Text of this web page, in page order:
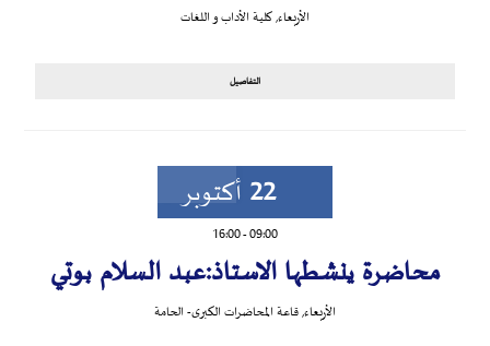
الأربعاء,كلية الأداب و اللغات
التفاصيل
22 أكتوبر
09:00
-
16:00
محاضرة ينشطها الاستاذ:عبد السلام بوتي
الأربعاء,قاعة المحاضرات الكبرى- الحامة